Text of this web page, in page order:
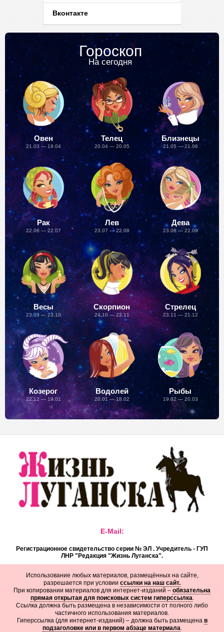
Вконтакте
Гороскоп
На сегодня
Овен
21.03 — 19.04
Телец
20.04 — 20.05
Близнецы
21.05 — 21.06
Рак
22.06 — 22.07
Лев
23.07 — 22.08
Дева
23.08 — 22.09
Весы
23.09 — 23.10
Скорпион
24.10 — 22.11
Стрелец
23.11 — 21.12
Козерог
22.12 — 19.01
Водолей
20.01 — 18.02
Рыбы
19.02 — 20.03
E-Mail:
Регистрационное свидетельство серии № ЭЛ . Учредитель - ГУП
ЛНР "Редакция "Жизнь Луганска".
Использование любых материалов, размещённых на сайте,
разрешается при условии ссылки на наш сайт.
При копировании материалов для интернет-изданий – обязательна
прямая открытая для поисковых систем гиперссылка.
Ссылка должна быть размещена в независимости от полного либо
частичного использования материалов.
Гиперссылка (для интернет-изданий) – должна быть размещена в
подзаголовке или в первом абзаце материала.